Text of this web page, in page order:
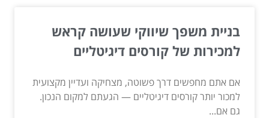
בניית משפך שיווקי שעושה קראש
למכירות של קורסים דיגיטליים
אם אתם מחפשים דרך פשוטה, מצחיקה ועדיין מקצועית
למכור יותר קורסים דיגיטליים — הגעתם למקום הנכון.
גם אם...